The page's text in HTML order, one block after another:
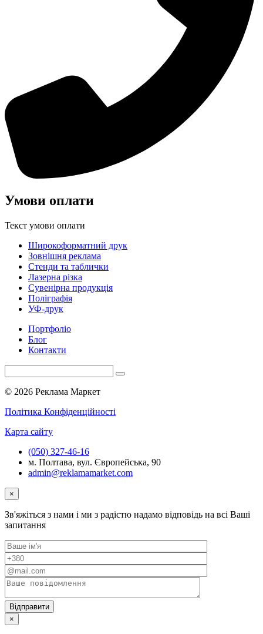
Умови оплати
Текст умови оплати
Широкоформатний друк
Зовнішня реклама
Стенди та таблички
Лазерна різка
Сувенірна продукція
Поліграфія
УФ-друк
Портфоліо
Блог
Контакти
© 2026 Реклама Маркет
Політика Конфіденційності
Карта сайту
(050) 327-46-16
м. Полтава, вул. Європейська, 90
admin@reklamamarket.com
×
Зв'яжіться з нами і ми з радістю надамо відповідь на всі Ваші
запитання
×